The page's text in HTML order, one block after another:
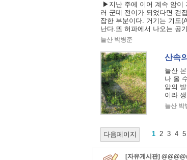
▶지난 주에 이어 계속 암이
러 군데 전이가 되었다면 걷
잡한 부분이다. 거기는 기도
난다.또 허파에서 나오는 공
늘산 박병준
산속
늘산
나 올
암의
이라
늘산 박
다음페이지 1 2 3 4 5